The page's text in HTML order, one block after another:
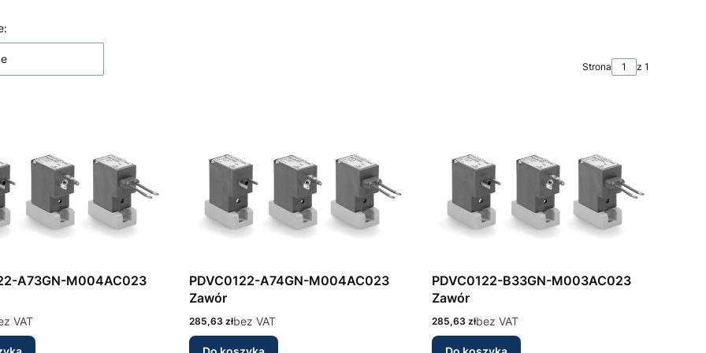
Strona z 1
A73GN-M004AC023
VAT
PDVC0122-A74GN-M004AC023
Zawór
Cena
285,63 złbez VAT
PDVC0122-B33GN-M003AC023
Zawór
Cena
285,63 złbez VAT